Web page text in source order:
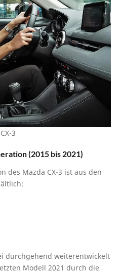
3
(2015 bis 2021)
des Mazda CX-3 ist aus den
durchgehend weiterentwickelt
Modell 2021 durch die